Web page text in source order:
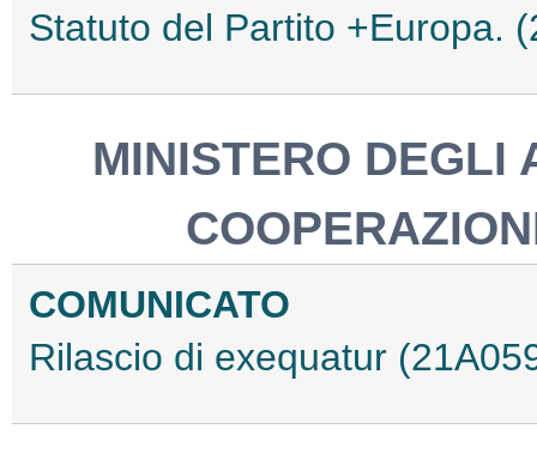
Statuto del Partito +Europa.
MINISTERO DEGLI
COMUNICATO
Rilascio di exequatur